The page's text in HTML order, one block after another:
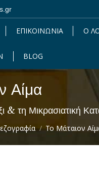
ΕΠΙΚΟΙΝΩΝΙΑ Ο
BLOG
Αίμα
& τη Μικρασιατική
Το Μάταιον
ΕΠΙΚΟΙΝΩΝΙΑ Ο
BLOG